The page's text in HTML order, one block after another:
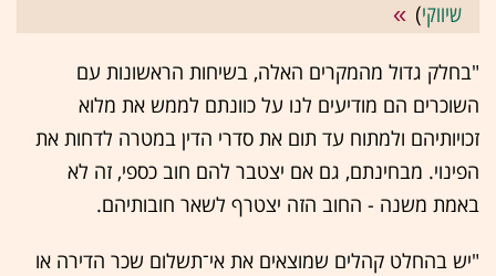
שיווקי)
"בחלק גדול מהמקרים האלה, בשיחות הראשונות עם
השוכרים הם מודיעים לנו על כוונתם לממש את מלוא
זכויותיהם ולמתוח עד תום את סדרי הדין במטרה לדחות את
הפינוי. מבחינתם, גם אם יצטבר להם חוב כספי, זה לא
באמת משנה - החוב הזה יצטרף לשאר חובותיהם.
"יש בהחלט קהלים שמוצאים את אי־תשלום שכר הדירה או